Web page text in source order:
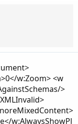
w:Zoom> <w
>
w:AlwaysShowPl